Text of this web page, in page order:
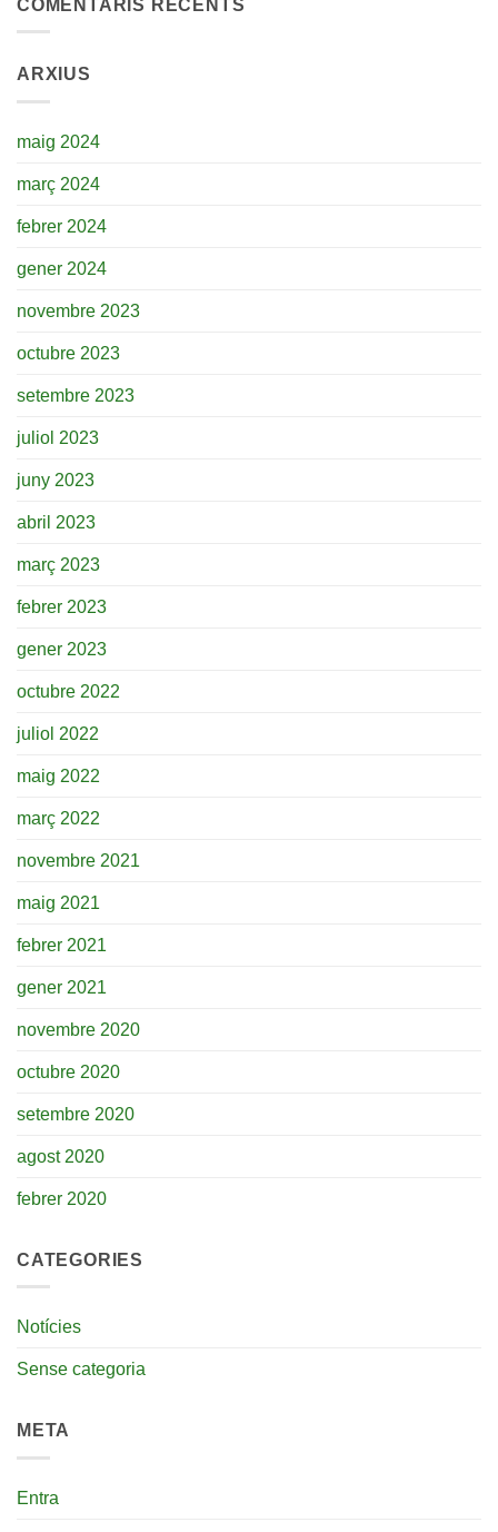
COMENTARIS RECENTS
ARXIUS
maig 2024
març 2024
febrer 2024
gener 2024
novembre 2023
octubre 2023
setembre 2023
juliol 2023
juny 2023
abril 2023
març 2023
febrer 2023
gener 2023
octubre 2022
juliol 2022
maig 2022
març 2022
novembre 2021
maig 2021
febrer 2021
gener 2021
novembre 2020
octubre 2020
setembre 2020
agost 2020
febrer 2020
CATEGORIES
Notícies
Sense categoria
META
Entra